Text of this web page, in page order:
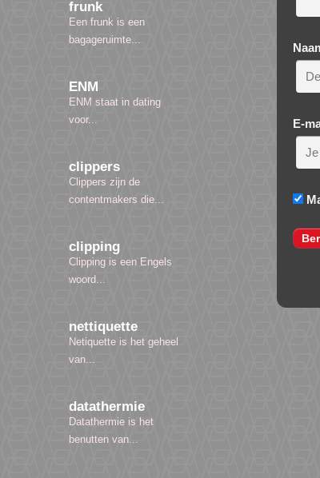
frunk
Een frunk is een
bagageruimte...
ENM
ENM staat in dating
voor...
clippers
Clippers zijn de
contentmakers die...
clipping
Clipping is een Engels
woord...
nettiquette
Netiquette is het geheel
van...
datathermie
Datathermie is het
benutten van...
E-